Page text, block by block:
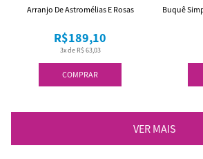
COMPRAR
3x de R$ 63,03
R$189,10
Arranjo De Astromélias E Rosas Buquê
VER MAIS